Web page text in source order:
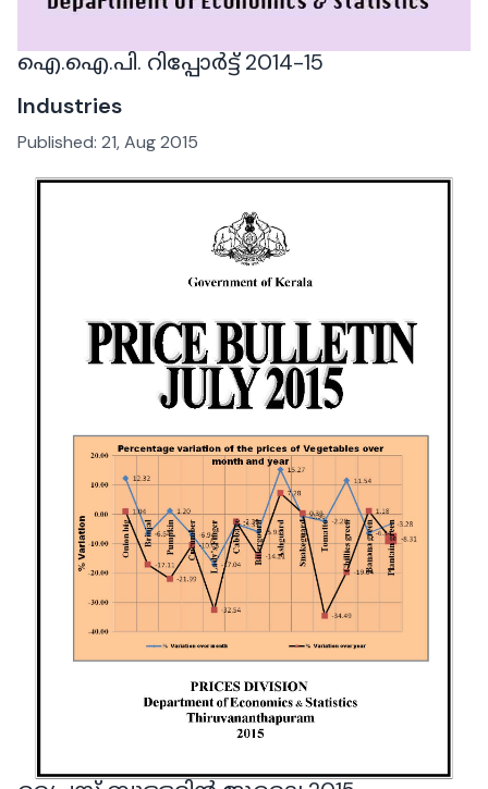
ഐ.ഐ.പി. റിപ്പോർട്ട് 2014-15
Industries
Published: 21, Aug 2015